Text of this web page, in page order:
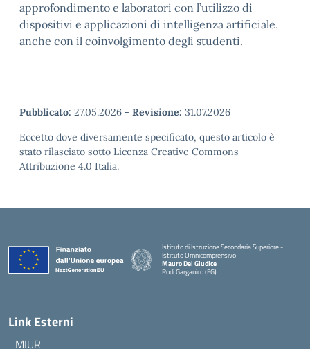
approfondimento e laboratori con l’utilizzo di
dispositivi e applicazioni di intelligenza artificiale,
anche con il coinvolgimento degli studenti.
Pubblicato: 27.05.2026 - Revisione: 31.07.2026
Eccetto dove diversamente specificato, questo articolo è
stato rilasciato sotto Licenza Creative Commons
Attribuzione 4.0 Italia.
Istituto di Istruzione Secondaria Superiore -
Istituto Omnicomprensivo
Mauro Del Giudice
Rodi Garganico (FG)
— Visita la pagina iniziale della scuola
Link Esterni
MIUR